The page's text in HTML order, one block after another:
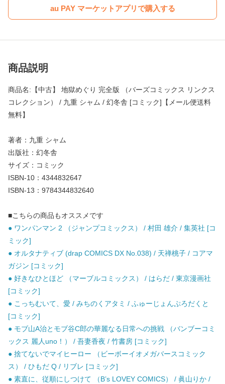
au PAY マーケットアプリで購入する
商品説明
商品名:【中古】 地獄めぐり 完全版 （バーズコミックス リンクス
コレクション） / 九重 シャム / 幻冬舎 [コミック]【メール便送料
無料】
著者：九重 シャム
出版社：幻冬舎
サイズ：コミック
ISBN-10：4344832647
ISBN-13：9784344832640
■こちらの商品もオススメです
● ワンパンマン 2 （ジャンプコミックス） / 村田 雄介 / 集英社 [コ
ミック]
● オルタナティブ (drap COMICS DX No.038) / 天禅桃子 / コアマ
ガジン [コミック]
● 好きなひとほど （マーブルコミックス） / はらだ / 東京漫画社
[コミック]
● こっちむいて、愛 / みちのくアタミ / ふゅーじょんぷろだくと
[コミック]
● モブ山A治とモブ谷C郎の華麗なる日常への挑戦 （バンブーコミ
ックス 麗人uno！） / 吾妻香夜 / 竹書房 [コミック]
● 捨てないでマイヒーロー （ビーボーイオメガバースコミック
ス） / ひもだ Q / リブレ [コミック]
● 素直に、従順にしつけて （B’s LOVEY COMICS） / 眞山りか /